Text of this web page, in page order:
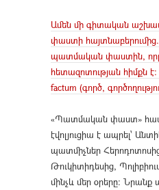
Ամեն մի գիտական
փաստի
պատմական փաստին,
հետազոտության հիմքն
factum (գործ,
«Պատմական փաստ»
էվոլյուցիա է ապրել՝
պատմիչներ
Թուկիտիդեսից,
մինչև մեր օրերը: